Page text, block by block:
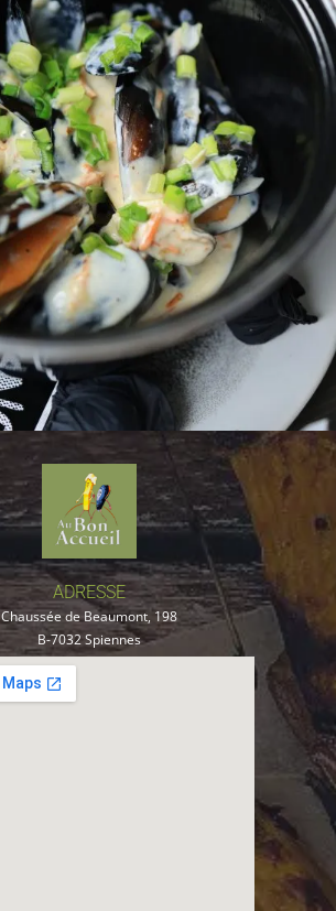
ADRESSE
Chaussée de Beaumont, 198
B-7032 Spiennes